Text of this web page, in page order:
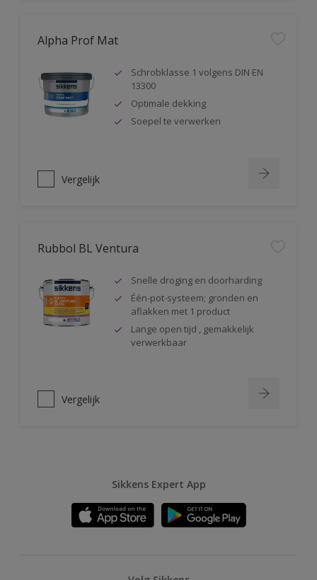
Alpha Prof Mat
Schrobklasse 1 volgens DIN EN
13300
Optimale dekking
Soepel te verwerken
Vergelijk
Rubbol BL Ventura
Snelle droging en doorharding
Één-pot-systeem; gronden en
aflakken met 1 product
Lange open tijd , gemakkelijk
verwerkbaar
Vergelijk
Sikkens Expert App